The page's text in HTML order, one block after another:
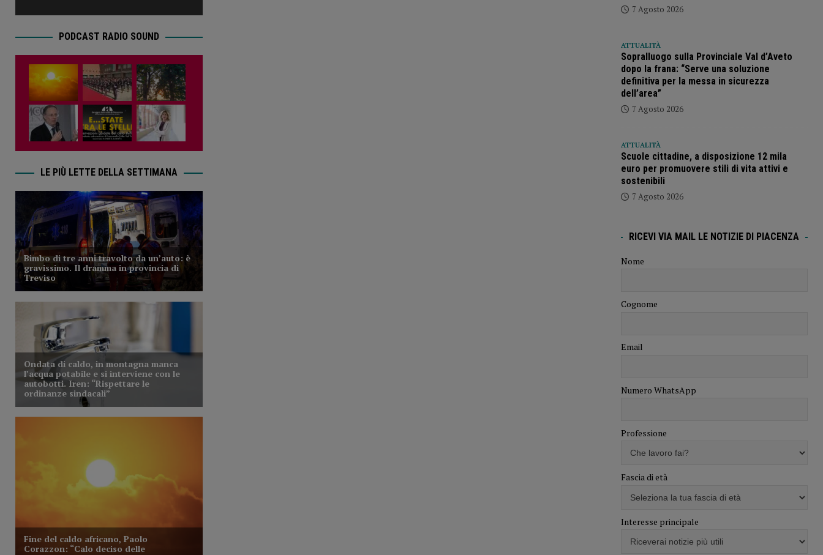
PODCAST RADIO SOUND
LE PIÙ LETTE DELLA SETTIMANA
7 Agosto 2026
ATTUALITÀ
Sopralluogo sulla Provinciale Val d’Aveto
dopo la frana: “Serve una soluzione
definitiva per la messa in sicurezza
dell’area”
7 Agosto 2026
ATTUALITÀ
Scuole cittadine, a disposizione 12 mila
euro per promuovere stili di vita attivi e
sostenibili
7 Agosto 2026
RICEVI VIA MAIL LE NOTIZIE DI PIACENZA
Nome
Cognome
Email
Numero WhatsApp
Professione
Fascia di età
Interesse principale